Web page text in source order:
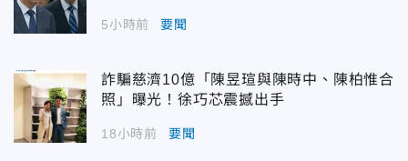
5小時前 要聞
詐騙慈濟10億「陳昱瑄與陳時中、陳柏惟合
照」曝光！徐巧芯震撼出手
18小時前 要聞